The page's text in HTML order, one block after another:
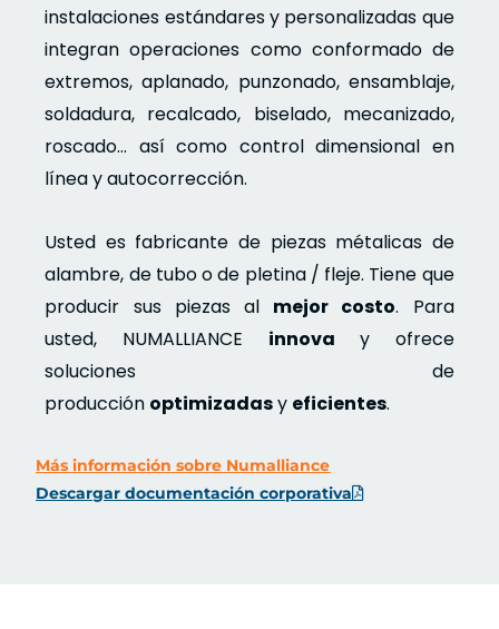
instalaciones estándares y personalizadas que
integran operaciones como conformado de
extremos, aplanado, punzonado, ensamblaje,
soldadura, recalcado, biselado, mecanizado,
roscado… así como control dimensional en
línea y autocorrección.
Usted es fabricante de piezas métalicas de
alambre, de tubo o de pletina / fleje. Tiene que
producir sus piezas al mejor costo. Para
usted, NUMALLIANCE innova y ofrece
soluciones de
producción optimizadasy eficientes.
Más información sobre Numalliance
Descargar documentación corporativa